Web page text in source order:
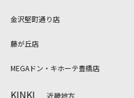
金沢堅町通り店
藤が丘店
MEGAドン・キホーテ豊橋店
KINKI 近畿地方